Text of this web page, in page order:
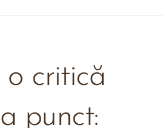
critică
punct: